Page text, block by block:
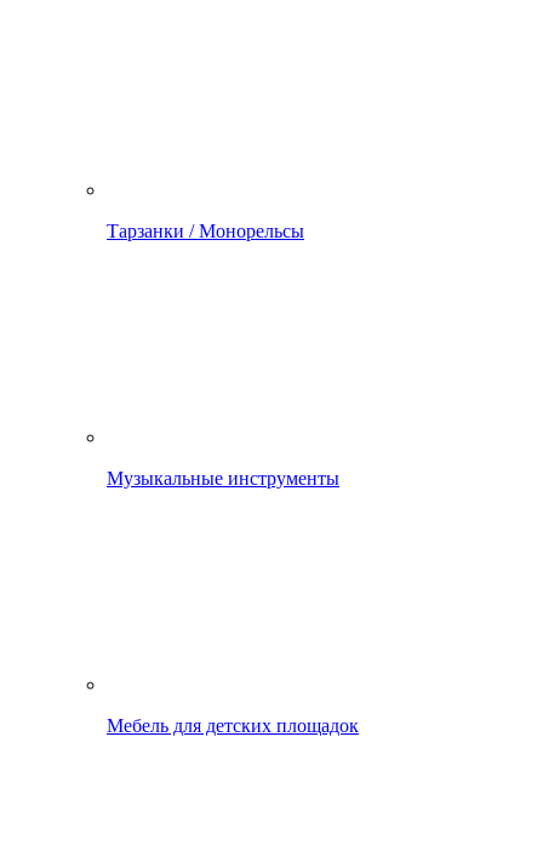
Тарзанки / Монорельсы
Музыкальные инструменты
Мебель для детских площадок